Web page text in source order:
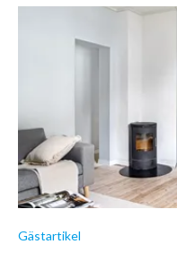
Gästartikel